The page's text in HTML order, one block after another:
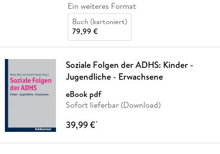
Ein weiteres Format
Buch (kartoniert)
79,99 €
Soziale Folgen der ADHS: Kinder -
Jugendliche - Erwachsene
eBook pdf
Sofort lieferbar (Download)
39,99 €*